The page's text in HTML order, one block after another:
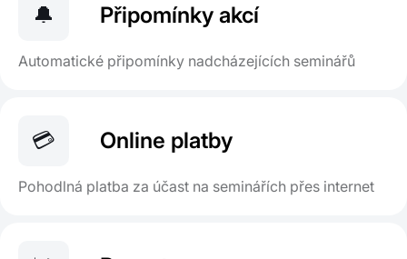
🔔 Připomínky akcí
Automatické připomínky nadcházejících seminářů
💳 Online platby
Pohodlná platba za účast na seminářích přes internet